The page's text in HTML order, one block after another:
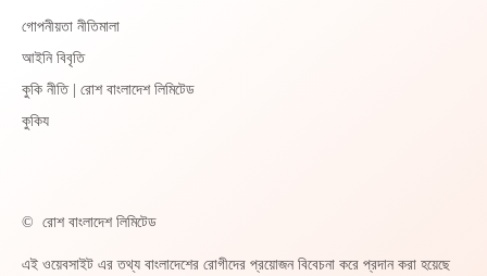
গোপনীয়তা নীতিমালা
আইনি বিবৃতি
কুকি নীতি | রোশ বাংলাদেশ লিমিটেড
কুকিয
© রোশ বাংলাদেশ লিমিটেড
এই ওয়েবসাইট এর তথ্য বাংলাদেশের রোগীদের প্রয়োজন বিবেচনা করে প্রদান করা হয়েছে